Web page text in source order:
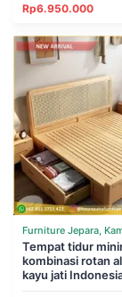
Rp6.950.000
Furniture Jepara,
Tempat Tidur
Tempat tidur
kombinasi rotan
kayu jati